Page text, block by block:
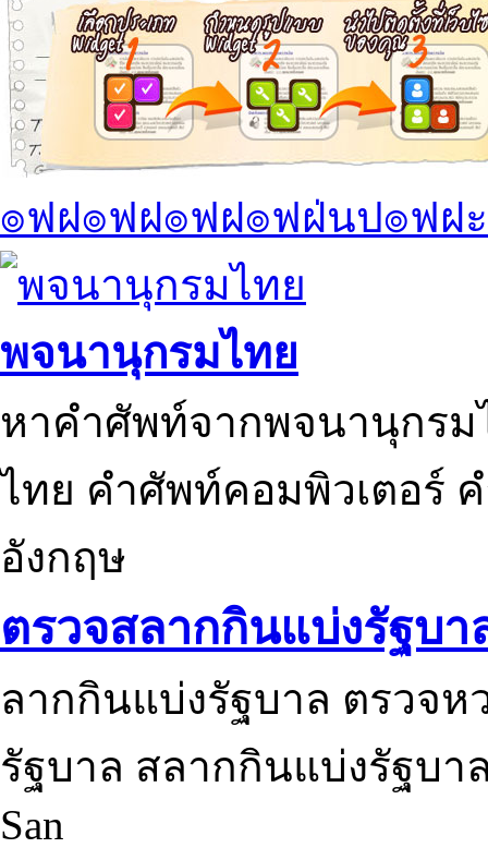
๏ฟฝ๏ฟฝ๏ฟฝ๏ฟฝ่นป๏ฟฝ
พจนานุกรมไทย
หาคำศัพท์จากพจนานุกรม
ไทย คำศัพท์คอมพิวเตอร์
อังกฤษ
ตรวจสลากกินแบ่งรัฐบา
ลากกินแบ่งรัฐบาล ตรวจ
รัฐบาล สลากกินแบ่งรัฐบา
San